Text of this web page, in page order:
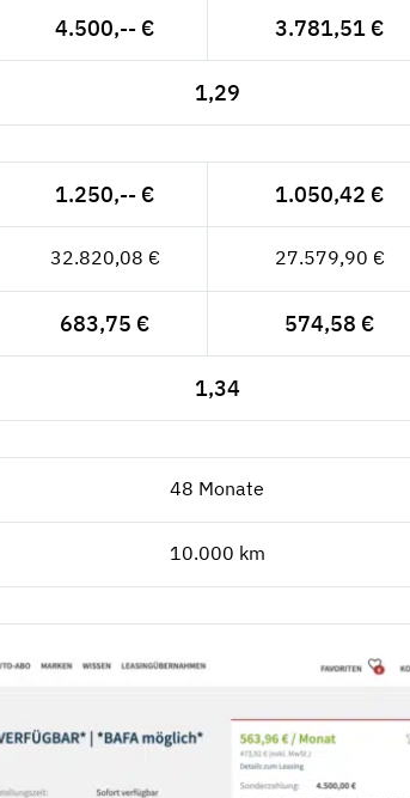
4.500,-- € 3.781,51 €
1,29
1.250,-- € 1.050,42 €
32.820,08 € 27.579,90 €
683,75 € 574,58 €
1,34
48 Monate
10.000 km